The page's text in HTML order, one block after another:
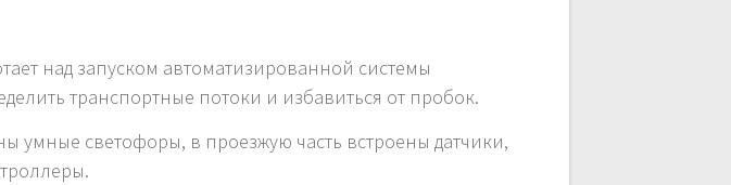
над запуском автоматизированной системы
транспортные потоки и избавиться от пробок.
умные светофоры, в проезжую часть встроены датчики,